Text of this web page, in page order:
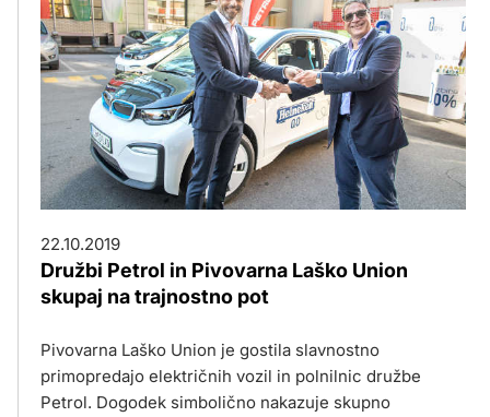
22.10.2019
Družbi Petrol in Pivovarna Laško Union
skupaj na trajnostno pot
Pivovarna Laško Union je gostila slavnostno
primopredajo električnih vozil in polnilnic družbe
Petrol. Dogodek simbolično nakazuje skupno